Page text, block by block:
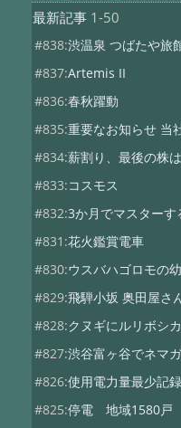
最新記事1-50
#838:渋温泉 つばたや旅
#837:Artemis II
#836:春秋躍動
#835:重要なお知らせ 当
#834:薪割り、最後の株
#833:コスモス
#832:3か月でマスター
#831:花火鑑賞電車
#830:ウスバハゴロモの
#829:飛騨小坂 奥田屋さ
#828:クヌギにルリボシ
#827:渋谷富ヶ谷でネマ
#826:使用電力量最少記
#825:停電 地域1580戸